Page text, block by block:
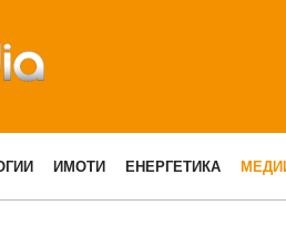
ИМОТИ ЕНЕРГЕТИКА